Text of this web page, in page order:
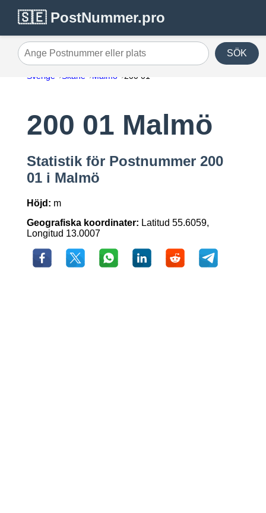
🇸🇪 PostNummer.pro
Ange Postnummer eller plats SÖK
Sverige Skåne Malmö 200 01
200 01 Malmö
Statistik för Postnummer 200
01 i Malmö
Höjd: m
Geografiska koordinater: Latitud 55.6059,
Longitud 13.0007